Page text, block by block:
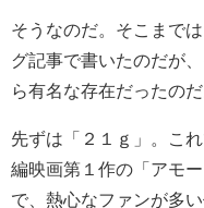
そうなのだ。そこまで
グ記事で書いたのだが
ら有名な存在だったのだ
先ずは「２１ｇ」。こ
編映画第１作の「アモ
で、熱心なファンが多い